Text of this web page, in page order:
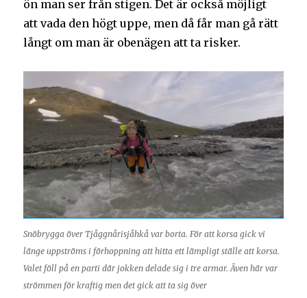
ön man ser från stigen. Det är också möjligt
att vada den högt uppe, men då får man gå rätt
långt om man är obenägen att ta risker.
Snöbrygga över Tjåggnårisjåhkå var borta. För att korsa gick vi
länge uppströms i förhoppning att hitta ett lämpligt ställe att korsa.
Valet föll på en parti där jokken delade sig i tre armar. Även här var
strömmen för kraftig men det gick att ta sig över